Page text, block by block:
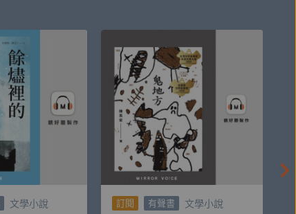
文學小說 訂閱 有聲書 文學小說